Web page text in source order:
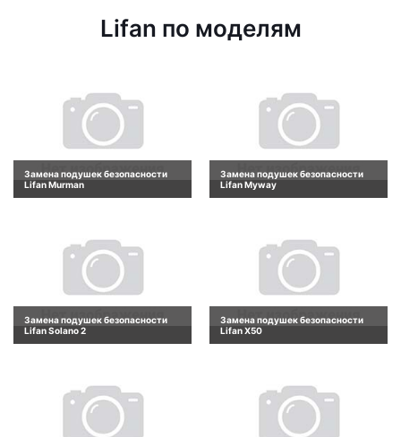
Lifan по моделям
Замена подушек безопасности
Lifan Murman
Замена подушек безопасности
Lifan Myway
Замена подушек безопасности
Lifan Solano 2
Замена подушек безопасности
Lifan X50